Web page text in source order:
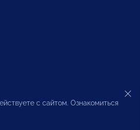
с сайтом. Ознакомиться